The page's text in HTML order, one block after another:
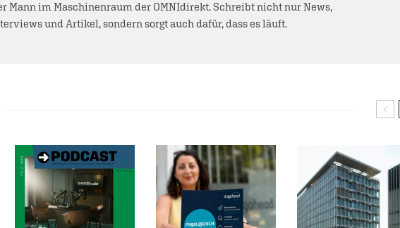
Mann im Maschinenraum der OMNIdirekt. Schreibt nicht nur News,
und Artikel, sondern sorgt auch dafür, dass es läuft.